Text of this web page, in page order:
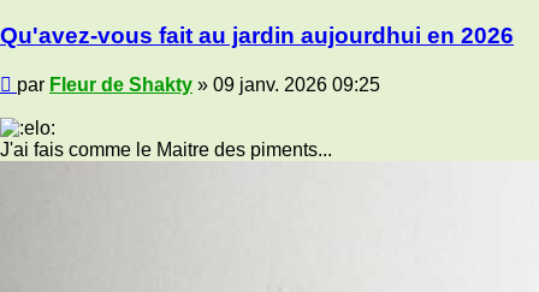
Qu'avez-vous fait au jardin aujourdhui en 2026
Message
par Fleur de Shakty » 09 janv. 2026 09:25
J'ai fais comme le Maitre des piments...